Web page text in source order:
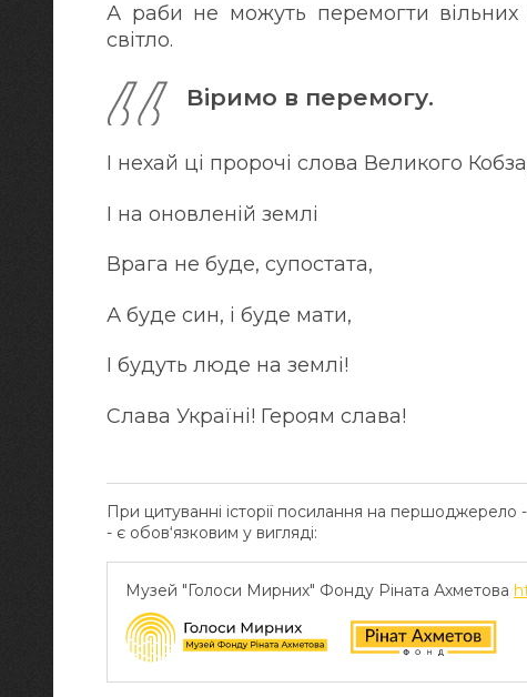
А раби не можуть перемогти
світло.
Віримо в перемогу.
І нехай ці пророчі слова Великого
І на оновленій землі
Врага не буде, супостата,
А буде син, і буде мати,
І будуть люде на землі!
Слава Україні! Героям слава!
При цитуванні історії посилання на
- є обов‘язковим у вигляді:
Музей "Голоси Мирних" Фонду Ріната Ахметова